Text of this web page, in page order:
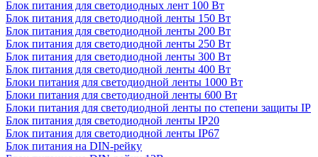
Блок питания для светодиодных лент 100 Вт
Блок питания для светодиодной ленты 150 Вт
Блок питания для светодиодной ленты 200 Вт
Блок питания для светодиодной ленты 250 Вт
Блок питания для светодиодной ленты 300 Вт
Блок питания для светодиодной ленты 400 Вт
Блоки питания для светодиодной ленты 1000 Вт
Блоки питания для светодиодной ленты 600 Вт
Блоки питания для светодиодной ленты по степени защиты IP
Блок питания для светодиодной ленты IP20
Блок питания для светодиодной ленты IP67
Блок питания на DIN-рейку